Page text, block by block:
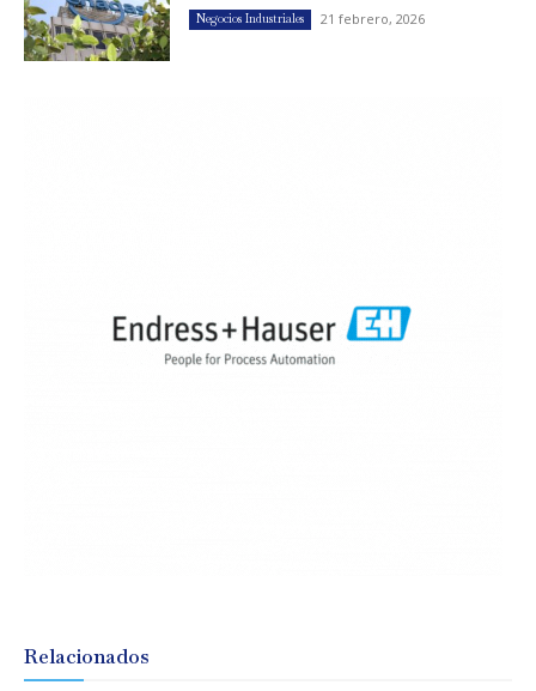
Negocios Industriales 21 febrero, 2026
Relacionados